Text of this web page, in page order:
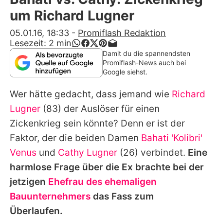
Alle Themen auf Promiflash
Jobs
App runterladen
Team
Redaktionelle Richtlinien
Impressum
Nutzungsbedingungen
Utiq verwalten
um Richard Lugner
05.01.16, 18:33 - Promiflash Redaktion
Lesezeit: 2 min
Damit du die spannendsten
Promiflash-News auch bei
Google siehst.
Wer hätte gedacht, dass jemand wie Richard
Lugner (83) der Auslöser für einen
Zickenkrieg sein könnte? Denn er ist der
Faktor, der die beiden Damen Bahati 'Kolibri'
Venus und Cathy Lugner (26) verbindet. Eine
harmlose Frage über die Ex brachte bei der
jetzigen Ehefrau des ehemaligen
Bauunternehmers das Fass zum
Überlaufen.